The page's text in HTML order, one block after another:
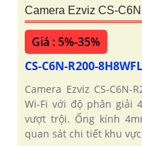
Camera Ezviz CS-
Giá : 5%-35%
CS-C6N-R200-8H8WFL
Camera Ezviz CS-C6N-
Wi-Fi với độ phân giải
vượt trội. Ống kính
quan sát chi tiết khu